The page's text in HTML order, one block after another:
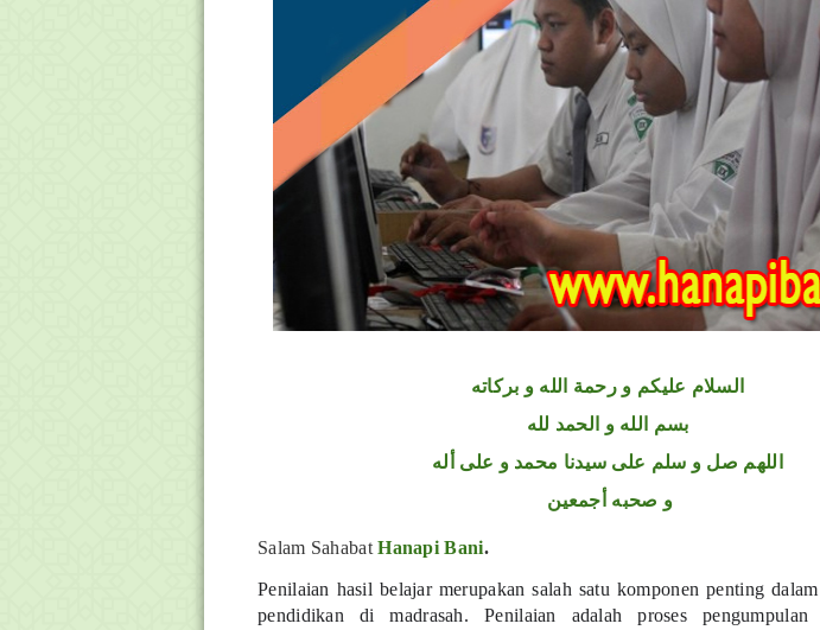
السلام عليكم و رحمة الله و بركاته
بسم الله و الحمد لله
اللهم صل و سلم على سيدنا محمد و على أله
و صحبه أجمعين
Salam SahabatHanapi Bani.
Penilaian hasil belajar merupakan salah satu komponen penting
pendidikan di madrasah. Penilaian adalah proses pengumpulan